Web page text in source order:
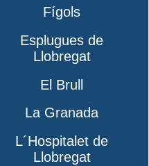
Fígols
Esplugues de
Llobregat
El Brull
La Granada
L´Hospitalet de
Llobregat